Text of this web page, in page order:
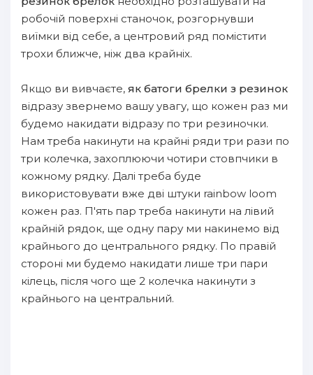
робочій поверхні станочок, розгорнувши
виїмки від себе, а центровий ряд помістити
трохи ближче, ніж два крайніх.
Якщо ви вивчаєте, як батоги брелки з резинок
відразу звернемо вашу увагу, що кожен раз ми
будемо накидати відразу по три резиночки.
Нам треба накинути на крайні ряди три рази по
три колечка, захоплюючи чотири стовпчики в
кожному рядку. Далі треба буде
використовувати вже дві штуки rainbow loom
кожен раз. П'ять пар треба накинути на лівий
крайній рядок, ще одну пару ми накинемо від
крайнього до центрального рядку. По правій
стороні ми будемо накидати лише три пари
кілець, після чого ще 2 колечка накинути з
крайнього на центральний.